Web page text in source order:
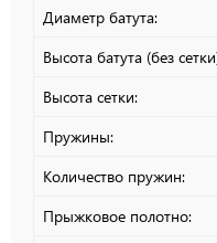
Диаметр батута:
Высота батута (без
Высота сетки:
Пружины:
Количество пружин:
Прыжковое полотно: